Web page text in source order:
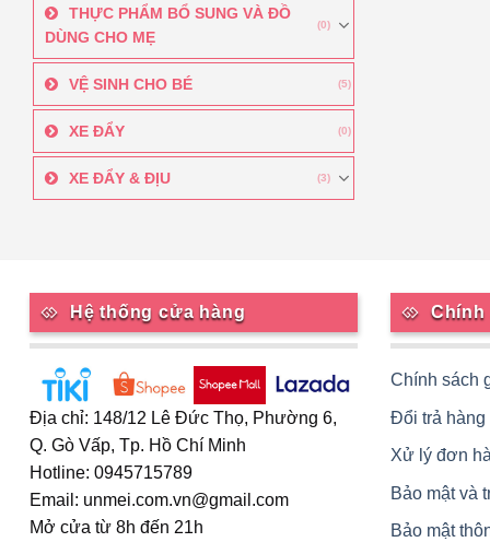
THỰC PHẨM BỔ SUNG VÀ ĐỒ
DÙNG CHO MẸ
(0)
VỆ SINH CHO BÉ (5)
XE ĐẨY (0)
XE ĐẨY & ĐỊU (3)
Hệ thống cửa hàng
Địa chỉ: 148/12 Lê Đức Thọ, Phường 6,
Q. Gò Vấp, Tp. Hồ Chí Minh
Hotline: 0945715789
Email: unmei.com.vn@gmail.com
Mở cửa từ 8h đến 21h
Chính
Chính sách
Đổi trả hàng
Xử lý đơn
Bảo mật và
Bảo mật